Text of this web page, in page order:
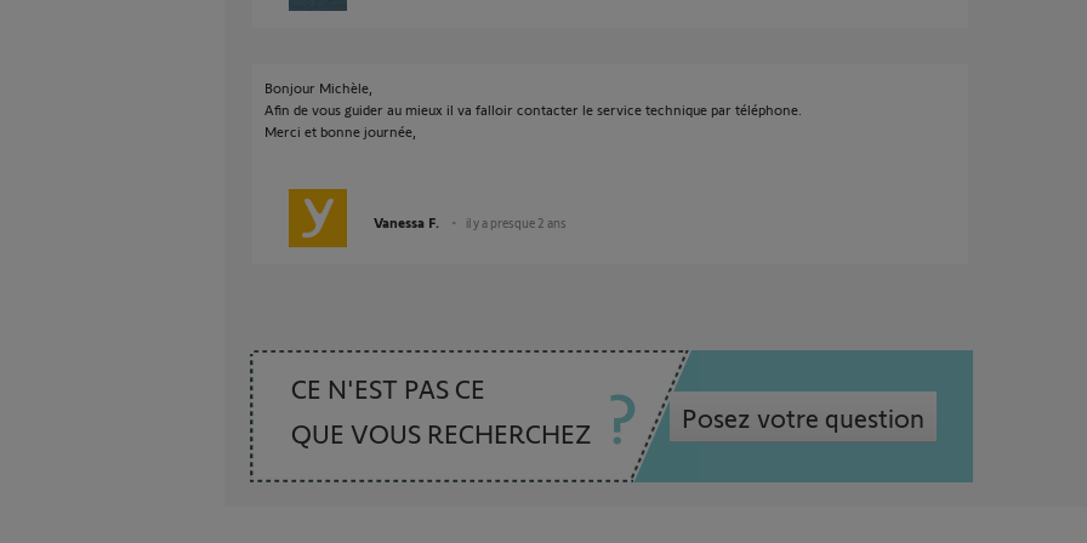
Bonjour Michèle,
Afin de vous guider au mieux il va falloir contacter le service technique par téléphone.
Merci et bonne journée,
Vanessa F. il y a presque 2 ans
CE N'EST PAS CE
QUE VOUS RECHERCHEZ
Posez votre question